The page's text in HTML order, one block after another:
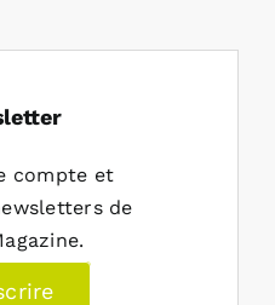
compte et
de